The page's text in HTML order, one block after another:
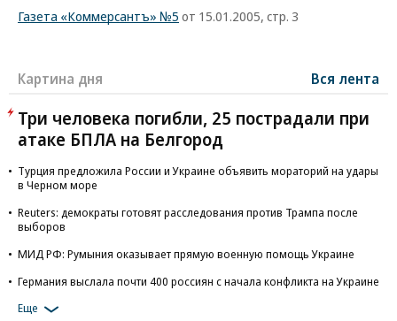
Газета «Коммерсантъ» №5 от 15.01.2005, стр. 3
Картина дня Вся лента
Три человека погибли, 25 пострадали при
атаке БПЛА на Белгород
Турция предложила России и Украине объявить мораторий на удары
в Черном море
Reuters: демократы готовят расследования против Трампа после
выборов
МИД РФ: Румыния оказывает прямую военную помощь Украине
Германия выслала почти 400 россиян с начала конфликта на Украине
Еще